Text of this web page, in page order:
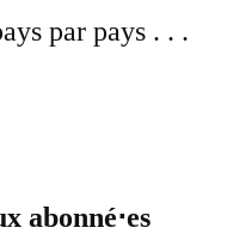
par pays . . .
abonné⋅es